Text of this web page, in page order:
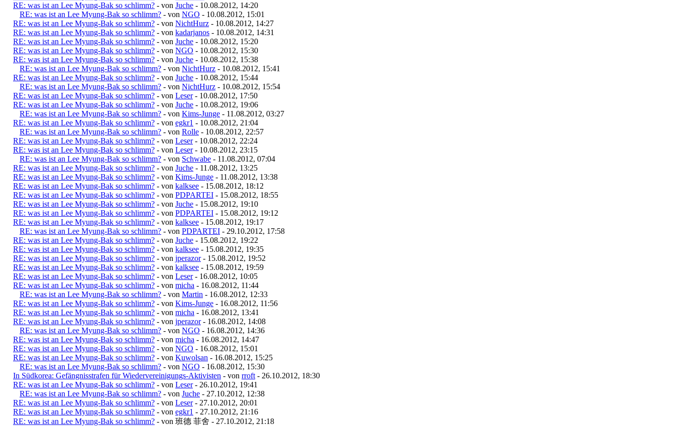
RE: was ist an Lee Myung-Bak so schlimm? - von Juche - 10.08.2012, 14:20
RE: was ist an Lee Myung-Bak so schlimm? - von NGO - 10.08.2012, 15:01
RE: was ist an Lee Myung-Bak so schlimm? - von NichtHurz - 10.08.2012, 14:27
RE: was ist an Lee Myung-Bak so schlimm? - von kadarjanos - 10.08.2012, 14:31
RE: was ist an Lee Myung-Bak so schlimm? - von Juche - 10.08.2012, 15:20
RE: was ist an Lee Myung-Bak so schlimm? - von NGO - 10.08.2012, 15:30
RE: was ist an Lee Myung-Bak so schlimm? - von Juche - 10.08.2012, 15:38
RE: was ist an Lee Myung-Bak so schlimm? - von NichtHurz - 10.08.2012, 15:41
RE: was ist an Lee Myung-Bak so schlimm? - von Juche - 10.08.2012, 15:44
RE: was ist an Lee Myung-Bak so schlimm? - von NichtHurz - 10.08.2012, 15:54
RE: was ist an Lee Myung-Bak so schlimm? - von Leser- 10.08.2012, 17:50
RE: was ist an Lee Myung-Bak so schlimm? - von Juche - 10.08.2012, 19:06
RE: was ist an Lee Myung-Bak so schlimm? - von Kims-Junge - 11.08.2012, 03:27
RE: was ist an Lee Myung-Bak so schlimm? - von egkr1 - 10.08.2012, 21:04
RE: was ist an Lee Myung-Bak so schlimm? - von Rolle - 10.08.2012, 22:57
RE: was ist an Lee Myung-Bak so schlimm? - von Leser- 10.08.2012, 22:24
RE: was ist an Lee Myung-Bak so schlimm? - von Leser- 10.08.2012, 23:15
RE: was ist an Lee Myung-Bak so schlimm? - von Schwabe - 11.08.2012, 07:04
RE: was ist an Lee Myung-Bak so schlimm? - von Juche - 11.08.2012, 13:25
RE: was ist an Lee Myung-Bak so schlimm? - von Kims-Junge - 11.08.2012, 13:38
RE: was ist an Lee Myung-Bak so schlimm? - von kalksee - 15.08.2012, 18:12
RE: was ist an Lee Myung-Bak so schlimm? - von PDPARTEI - 15.08.2012, 18:55
RE: was ist an Lee Myung-Bak so schlimm? - von Juche - 15.08.2012, 19:10
RE: was ist an Lee Myung-Bak so schlimm? - von PDPARTEI - 15.08.2012, 19:12
RE: was ist an Lee Myung-Bak so schlimm? - von kalksee - 15.08.2012, 19:17
RE: was ist an Lee Myung-Bak so schlimm? - von PDPARTEI - 29.10.2012, 17:58
RE: was ist an Lee Myung-Bak so schlimm? - von Juche - 15.08.2012, 19:22
RE: was ist an Lee Myung-Bak so schlimm? - von kalksee - 15.08.2012, 19:35
RE: was ist an Lee Myung-Bak so schlimm? - von jperazor- 15.08.2012, 19:52
RE: was ist an Lee Myung-Bak so schlimm? - von kalksee - 15.08.2012, 19:59
RE: was ist an Lee Myung-Bak so schlimm? - von Leser- 16.08.2012, 10:05
RE: was ist an Lee Myung-Bak so schlimm? - von micha - 16.08.2012, 11:44
RE: was ist an Lee Myung-Bak so schlimm? - von Martin - 16.08.2012, 12:33
RE: was ist an Lee Myung-Bak so schlimm? - von Kims-Junge - 16.08.2012, 11:56
RE: was ist an Lee Myung-Bak so schlimm? - von micha - 16.08.2012, 13:41
RE: was ist an Lee Myung-Bak so schlimm? - von jperazor- 16.08.2012, 14:08
RE: was ist an Lee Myung-Bak so schlimm? - von NGO - 16.08.2012, 14:36
RE: was ist an Lee Myung-Bak so schlimm? - von micha - 16.08.2012, 14:47
RE: was ist an Lee Myung-Bak so schlimm? - von NGO - 16.08.2012, 15:01
RE: was ist an Lee Myung-Bak so schlimm? - von Kuwolsan - 16.08.2012, 15:25
RE: was ist an Lee Myung-Bak so schlimm? - von NGO - 16.08.2012, 15:30
In Südkorea: Gefängnisstrafen für Wiedervereinigungs-Aktivisten - von rroft - 26.10.2012, 18:30
RE: was ist an Lee Myung-Bak so schlimm? - von Leser- 26.10.2012, 19:41
RE: was ist an Lee Myung-Bak so schlimm? - von Juche - 27.10.2012, 12:38
RE: was ist an Lee Myung-Bak so schlimm? - von Leser- 27.10.2012, 20:01
RE: was ist an Lee Myung-Bak so schlimm? - von egkr1 - 27.10.2012, 21:16
RE: was ist an Lee Myung-Bak so schlimm? - von 班德 菲舍 - 27.10.2012, 21:18